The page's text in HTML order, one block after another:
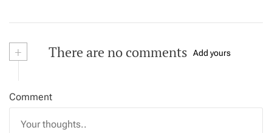
+ There are no comments Add yours
Comment